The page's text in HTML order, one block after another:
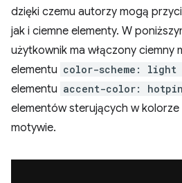
dzięki czemu autorzy mogą
jak i ciemne elementy. W
użytkownik ma włączony ciemny
elementu color-scheme: light
elementu accent-color:
elementów sterujących w
motywie.